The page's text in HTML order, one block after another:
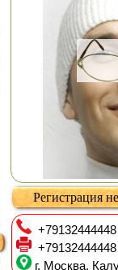
Регистрация
+79132444448
+79132444448
г. Москва,